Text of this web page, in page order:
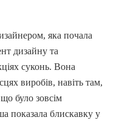
яка почала
дизайну та
суконь. Вона
виробів, навіть там,
було зовсім
показала блискавку у